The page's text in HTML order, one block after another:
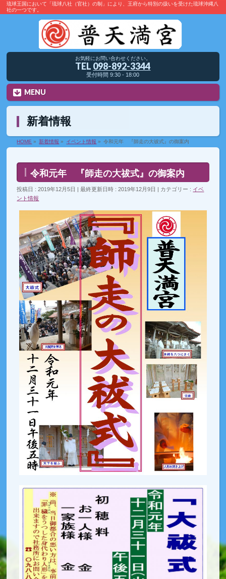
琉球王国において「琉球八社（官社）の制」により、王府から特別の扱いを受けた琉球沖縄八
社の一つです。
お気軽にお問い合わせください。
TEL 098-892-3344
受付時間 9:30 - 18:00
MENU
新着情報
HOME » 新着情報 » イベント情報 » 令和元年 『師走の大祓式』の御案内
令和元年 『師走の大祓式』の御案内
投稿日 : 2019年12月5日 最終更新日時 : 2019年12月9日 カテゴリー : イベ
ント情報